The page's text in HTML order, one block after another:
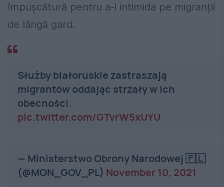
împușcătură pentru a-i intimida pe migranții
de lângă gard.
Służby białoruskie zastraszają
migrantów oddając strzały w ich
obecności.
pic.twitter.com/GTvrW5xUYU
— Ministerstwo Obrony Narodowej 🇵🇱
(@MON_GOV_PL) November 10, 2021